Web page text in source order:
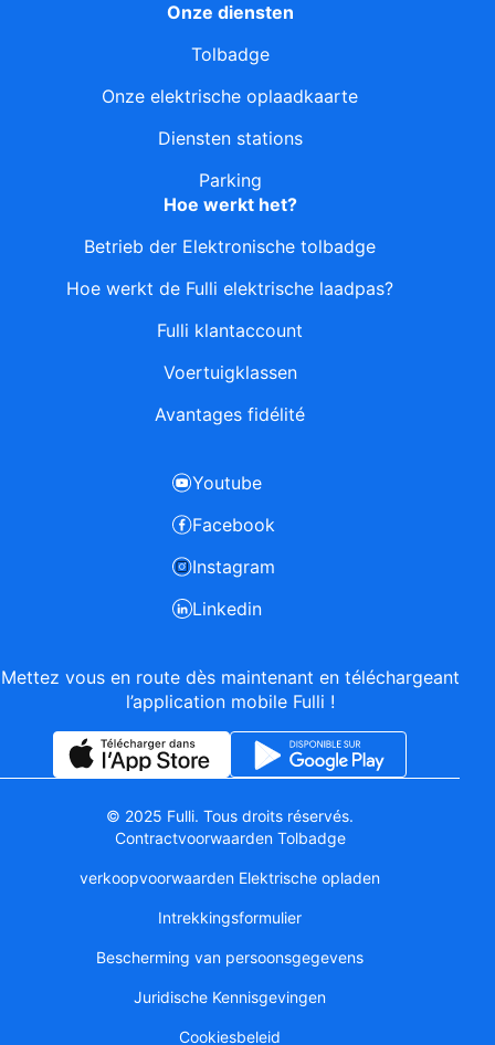
Mettez vous en route dès maintenant en téléchargeant
l’application mobile Fulli !
Onze diensten
Tolbadge
Onze elektrische oplaadkaarte
Diensten stations
Parking
Hoe werkt het?
Betrieb der Elektronische tolbadge
Hoe werkt de Fulli elektrische laadpas?
Fulli klantaccount
Voertuigklassen
Avantages fidélité
Youtube
Facebook
Instagram
Linkedin
© 2025 Fulli. Tous droits réservés.
Contractvoorwaarden Tolbadge
verkoopvoorwaarden Elektrische opladen
Intrekkingsformulier
Bescherming van persoonsgegevens
Juridische Kennisgevingen
Cookiesbeleid